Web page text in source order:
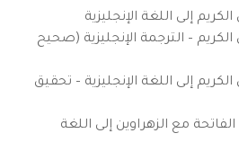
إلى اللغة الإنجليزية
– الترجمة الإنجليزية (صحيح
إلى اللغة الإنجليزية – تحقيق
مع الزهراوين إلى اللغة